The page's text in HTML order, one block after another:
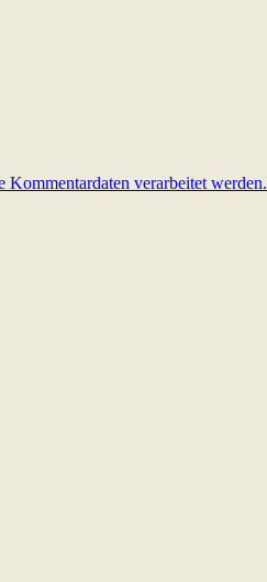
Kommentardaten verarbeitet werden.